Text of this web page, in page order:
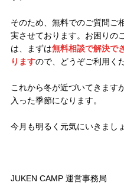
そのため、無料でのご質問ご
実させております。お困りの
は、まずは無料相談で解決で
りますので、どうぞご利用く
これから冬が近づいてきます
入った季節になります。
今月も明るく元気にいきまし
JUKEN CAMP 運営事務局